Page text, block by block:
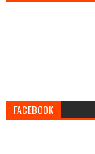
FACEBOOK